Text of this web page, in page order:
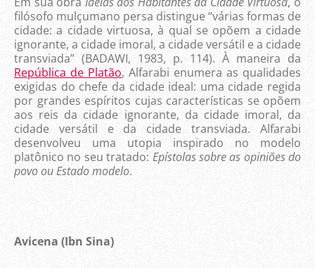
filósofo mulçumano persa distingue “várias formas de
cidade: a cidade virtuosa, à qual se opõem a cidade
ignorante, a cidade imoral, a cidade versátil e a cidade
transviada” (BADAWI, 1983, p. 114). À maneira da
República de Platão, Alfarabi enumera as qualidades
exigidas do chefe da cidade ideal: uma cidade regida
por grandes espíritos cujas características se opõem
aos reis da cidade ignorante, da cidade imoral, da
cidade versátil e da cidade transviada. Alfarabi
desenvolveu uma utopia inspirado no modelo
platônico no seu tratado: Epístolas sobre as opiniões do
povo ou Estado modelo.
Avicena (Ibn Sina)